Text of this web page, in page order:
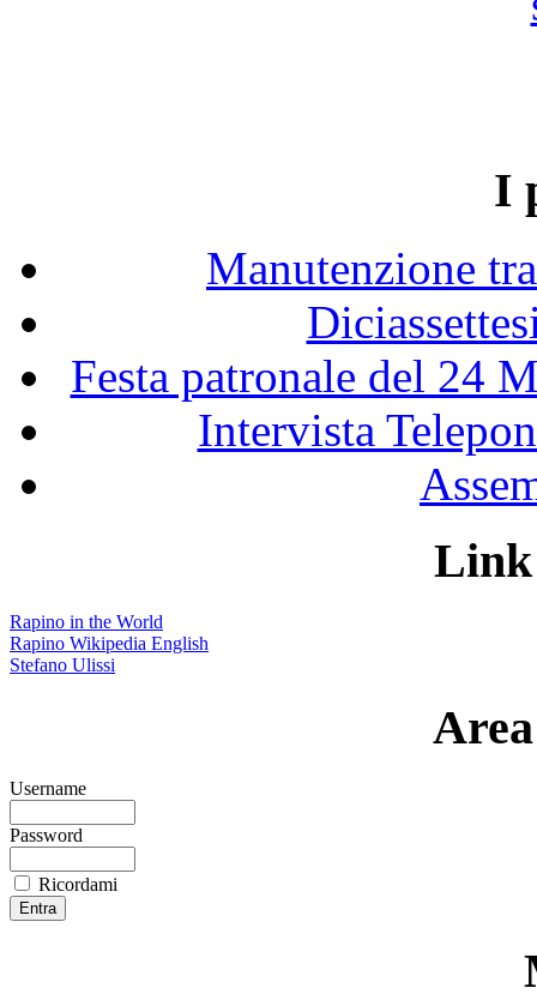
I
Manutenzione
Festa patronale del 24
Intervista
Link
Rapino in the World
Rapino Wikipedia English
Stefano Ulissi
Username
Password
Ricordami